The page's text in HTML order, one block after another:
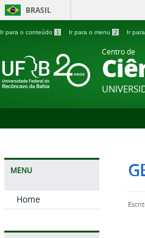
BRASIL
Ir para o conteúdo 1 Ir para o menu 2 Ir
Centro de
MENU
Home